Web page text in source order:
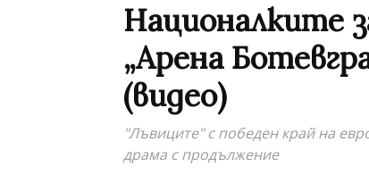
Националките
„Арена
(видео)
"Лъвиците" с победен край на
драма с продължение